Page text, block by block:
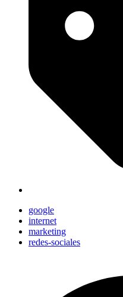
google
internet
marketing
redes-sociales